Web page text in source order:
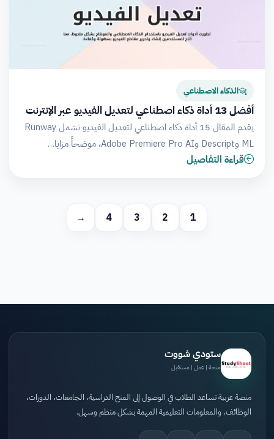
الذكاء الاصطناعي
أفضل 13 أداة ذكاء اصطناعي لتعديل الفيديو عبر الإنترنت
يقدم المقال 15 أداة ذكاء اصطناعي لتعديل الفيديو تشمل Runway
ML وDescript وAdobe Premiere Pro AI، موضحاً مزايا…
قراءة التفاصيل
1
2
3
4
→
ستودي شووت
منحة | عمل | مستقبل
منصة عربية تساعد الطلاب في الوصول إلى المنح الدراسية، الجامعات، الدورات،
الوظائف، والمعلومات التعليمية المهمة بشكل منظم وسهل.